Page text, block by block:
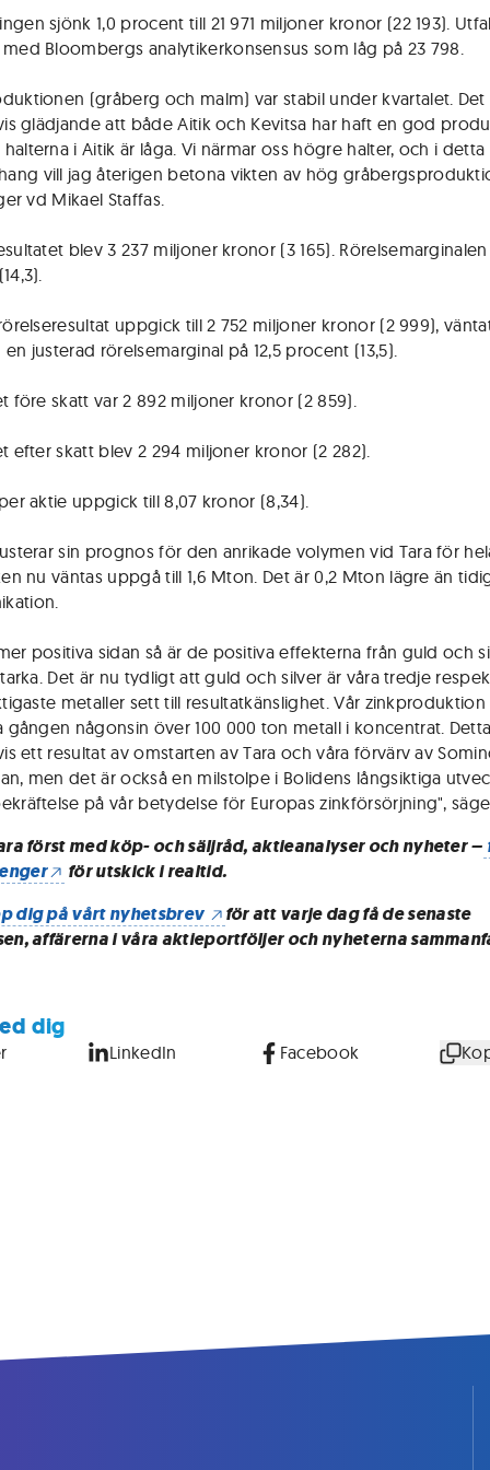
sjönk 1,0 procent till 21 971 miljoner kronor (22 193).
Bloombergs analytikerkonsensus som låg på 23 798.
(gråberg och malm) var stabil under kvartalet. Det
glädjande att både Aitik och Kevitsa har haft en god
i Aitik är låga. Vi närmar oss högre halter, och i detta
vill jag återigen betona vikten av hög
vd Mikael Staffas.
blev 3 237 miljoner kronor (3 165). Rörelsemarginalen
uppgick till 2 752 miljoner kronor (2 999),
en justerad rörelsemarginal på 12,5 procent (13,5).
före skatt var 2 892 miljoner kronor (2 859).
efter skatt blev 2 294 miljoner kronor (2 282).
aktie uppgick till 8,07 kronor (8,34).
sin prognos för den anrikade volymen vid Tara för
nu väntas uppgå till 1,6 Mton. Det är 0,2 Mton lägre än
positiva sidan så är de positiva effekterna från guld och
Det är nu tydligt att guld och silver är våra tredje
metaller sett till resultatkänslighet. Vår
gången någonsin över 100 000 ton metall i koncentrat.
ett resultat av omstarten av Tara och våra förvärv av
men det är också en milstolpe i Bolidens långsiktiga
på vår betydelse för Europas zinkförsörjning",
först med köp- och säljråd, aktieanalyser och nyheter –
för utskick i realtid.
dig på vårt nyhetsbrev
för att varje dag få de senaste
affärerna i våra aktieportföljer och nyheterna
dig
LinkedIn Facebook